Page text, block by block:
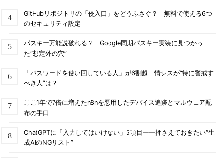
GitHubリポジトリの「侵入口」をどうふさぐ？ 無料で使える6つ
のセキュリティ設定
パスキー万能説破れる？ Google同期パスキー実装に見つかっ
た“想定外の穴”
「パスワードを使い回している人」が6割超 情シスが“特に警戒す
べき人”は？
ここ1年で7倍に増えたn8nを悪用したデバイス追跡とマルウェア配
布の手口
ChatGPTに「入力してはいけない」5項目――押さえておきたい“生
成AIのNGリスト”